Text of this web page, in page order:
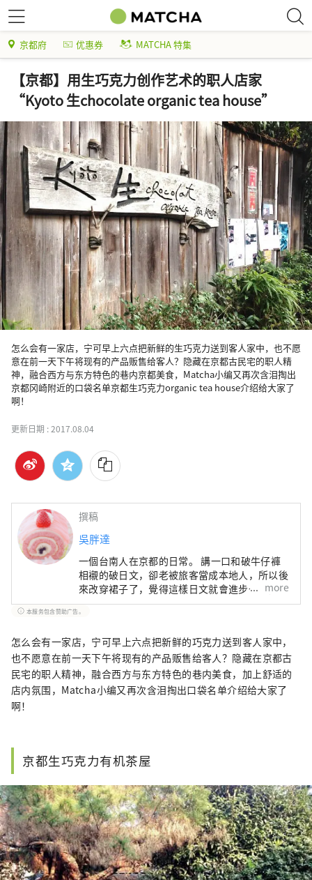
京都府 优惠券 MATCHA 特集
【京都】用生巧克力创作艺术的职人店家
“Kyoto 生chocolate organic tea house”
怎么会有一家店，宁可早上六点把新鲜的生巧克力送到客人家中，也不愿
意在前一天下午将现有的产品贩售给客人？隐藏在京都古民宅的职人精
神，融合西方与东方特色的巷内京都美食，Matcha小编又再次含泪掏出
京都冈崎附近的口袋名单京都生巧克力organic tea house介绍给大家了
啊！
更新日期 :2017.08.04
撰稿
吳胖達
一個台南人在京都的日常。 講一口和破牛仔褲
相襯的破日文，卻老被旅客當成本地人，所以後
來改穿裙子了，覺得這樣日文就會進步一些，現
在正一邊用力品味異國文化與生活，一邊想念在
台南那隻叫饅頭的小爽狗。喜歡帶著相機蹓躂，
我在京都最常用的減肥方法。我的《阿廢日
記》：http://pandaandsoda.blogspot.jp/ 或
是臉書搜尋：吳胖達，看到饅頭就是我了！
more
本服务包含赞助广告。
怎么会有一家店，宁可早上六点把新鲜的巧克力送到客人家中，
也不愿意在前一天下午将现有的产品贩售给客人？隐藏在京都古
民宅的职人精神，融合西方与东方特色的巷内美食，加上舒适的
店内氛围，Matcha小编又再次含泪掏出口袋名单介绍给大家了
啊！
京都生巧克力有机茶屋